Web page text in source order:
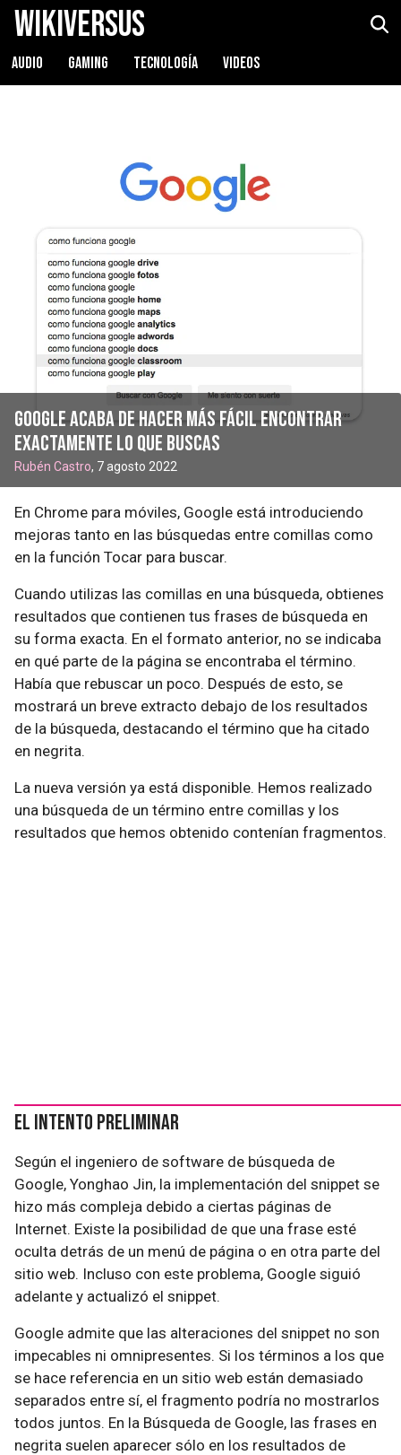
WikiVersus
AUDIO GAMING TECNOLOGÍA VIDEOS
Google acaba de hacer más fácil encontrar
exactamente lo que buscas
Rubén Castro, 7 agosto 2022
En Chrome para móviles, Google está introduciendo
mejoras tanto en las búsquedas entre comillas como
en la función Tocar para buscar.
Cuando utilizas las comillas en una búsqueda, obtienes
resultados que contienen tus frases de búsqueda en
su forma exacta. En el formato anterior, no se indicaba
en qué parte de la página se encontraba el término.
Había que rebuscar un poco. Después de esto, se
mostrará un breve extracto debajo de los resultados
de la búsqueda, destacando el término que ha citado
en negrita.
La nueva versión ya está disponible. Hemos realizado
una búsqueda de un término entre comillas y los
resultados que hemos obtenido contenían fragmentos.
El intento preliminar
Según el ingeniero de software de búsqueda de
Google, Yonghao Jin, la implementación del snippet se
hizo más compleja debido a ciertas páginas de
Internet. Existe la posibilidad de que una frase esté
oculta detrás de un menú de página o en otra parte del
sitio web. Incluso con este problema, Google siguió
adelante y actualizó el snippet.
Google admite que las alteraciones del snippet no son
impecables ni omnipresentes. Si los términos a los que
se hace referencia en un sitio web están demasiado
separados entre sí, el fragmento podría no mostrarlos
todos juntos. En la Búsqueda de Google, las frases en
negrita suelen aparecer sólo en los resultados de